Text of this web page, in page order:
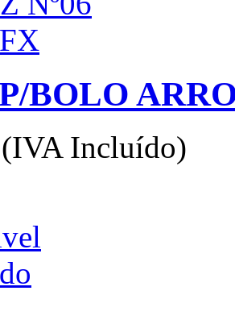
BOLO
(IVA Incluído)